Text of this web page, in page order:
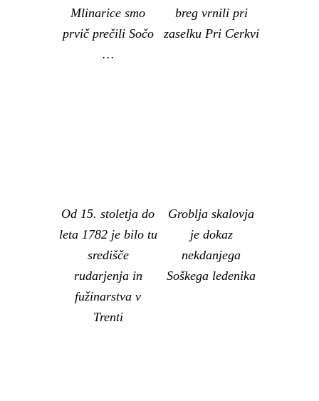
Mlinarice smo
prvič prečili Sočo
…
breg vrnili pri
zaselku Pri Cerkvi
Od 15. stoletja do
leta 1782 je bilo tu
središče
rudarjenja in
fužinarstva v
Trenti
Groblja skalovja
je dokaz
nekdanjega
Soškega ledenika